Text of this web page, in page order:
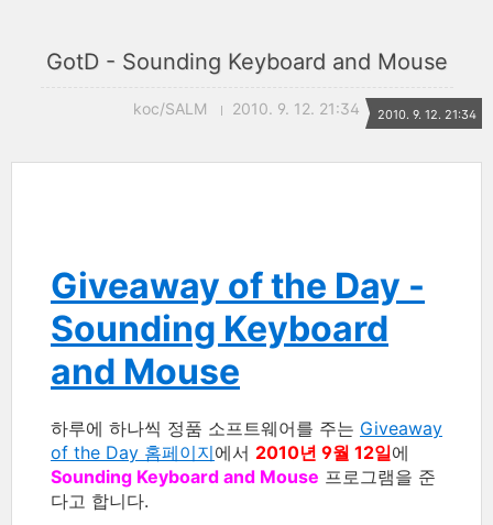
GotD - Sounding Keyboard and Mouse
koc/SALM 2010. 9. 12. 21:34 2010. 9. 12. 21:34
Giveaway of the Day -
Sounding Keyboard
and Mouse
하루에 하나씩 정품 소프트웨어를 주는 Giveaway
of the Day 홈페이지에서 2010년 9월 12일에
Sounding Keyboard and Mouse 프로그램을 준
다고 합니다.